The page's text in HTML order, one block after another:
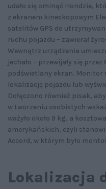
udało się ominąć Hondzie,
z ekranem kineskopowym
satelitów GPS do
ruchu pojazdu – zawierał
Wewnątrz urządzenia
jechało – przewijały się
podświetlany ekran. Monitor
lokalizację pojazdu lub
Dołączono również pisak,
w tworzeniu osobistych
ważyło około 9 kg, a
amerykańskich, czyli
Accord, w którym było
Lokalizacja